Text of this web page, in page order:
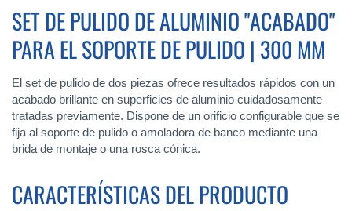
SET DE PULIDO DE ALUMINIO "ACABADO"
PARA EL SOPORTE DE PULIDO | 300 MM
El set de pulido de dos piezas ofrece resultados rápidos con un
acabado brillante en superficies de aluminio cuidadosamente
tratadas previamente. Dispone de un orificio configurable que se
fija al soporte de pulido o amoladora de banco mediante una
brida de montaje o una rosca cónica.
CARACTERÍSTICAS DEL PRODUCTO